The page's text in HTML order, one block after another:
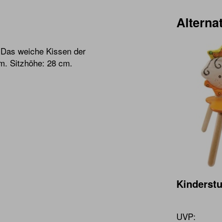
weiche Kissen der
Sitzhöhe: 28 cm.
UVP: